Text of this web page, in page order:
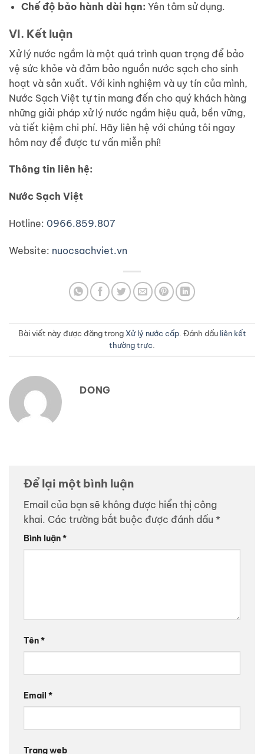
Chế độ bảo hành dài hạn: Yên tâm sử dụng.
VI. Kết luận
Xử lý nước ngầm là một quá trình quan trọng để bảo
vệ sức khỏe và đảm bảo nguồn nước sạch cho sinh
hoạt và sản xuất. Với kinh nghiệm và uy tín của mình,
Nước Sạch Việt tự tin mang đến cho quý khách hàng
những giải pháp xử lý nước ngầm hiệu quả, bền vững,
và tiết kiệm chi phí. Hãy liên hệ với chúng tôi ngay
hôm nay để được tư vấn miễn phí!
Thông tin liên hệ:
Nước Sạch Việt
Hotline: 0966.859.807
Website: nuocsachviet.vn
Bài viết này được đăng trong Xử lý nước cấp. Đánh dấu liên kết
thường trực
DONG
Để lại một bình luận
Email của bạn sẽ không được hiển thị công
khai. Các trường bắt buộc được đánh dấu *
Bình luận*
Tên*
Email *
Trang web